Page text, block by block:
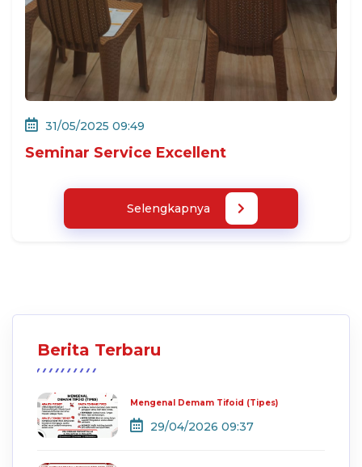
31/05/2025 09:49
Seminar Service Excellent
Selengkapnya
Berita Terbaru
Mengenal Demam Tifoid (Tipes)
29/04/2026 09:37